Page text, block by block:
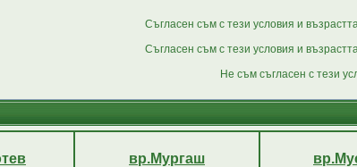
Съгласен съм с тези условия и
Съгласен съм с тези условия и
Не съм съгласен с тези
вр.Мургаш